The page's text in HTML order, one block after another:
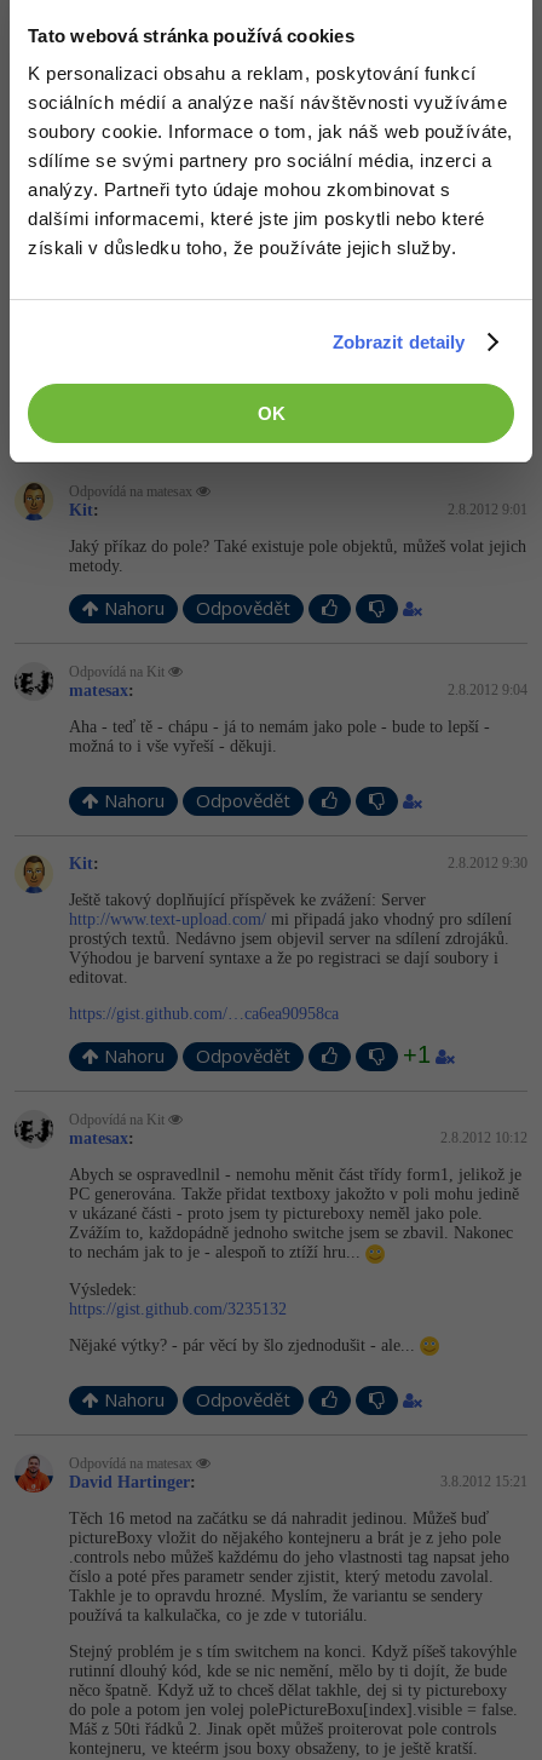
Tato webová stránka používá cookies
K personalizaci obsahu a reklam, poskytování funkcí
sociálních médií a analýze naší návštěvnosti využíváme
soubory cookie. Informace o tom, jak náš web používáte,
sdílíme se svými partnery pro sociální média, inzerci a
analýzy. Partneři tyto údaje mohou zkombinovat s
dalšími informacemi, které jste jim poskytli nebo které
získali v důsledku toho, že používáte jejich služby.
Zobrazit detaily
OK
matesax :
každé hodnoty strkat if else - tak jsem ho tam dal navrch a rozdělil
to na 2 switche - dle mého názoru mnohem lepší, než 60 if else ve
Nahoru Odpovědět
Odpovídá na matesax
Kit: 2.8.2012 8:58
Odpovídá na matesax
Kit: 2.8.2012 9:01
Jaký příkaz do pole? Také existuje pole objektů, můžeš volat jejich
metody.
Nahoru Odpovědět
Odpovídá na Kit
matesax: 2.8.2012 9:04
Aha - teď tě - chápu - já to nemám jako pole - bude to lepší -
možná to i vše vyřeší - děkuji.
Nahoru Odpovědět
Kit: 2.8.2012 9:30
Ještě takový doplňující příspěvek ke zvážení: Server
http://www.text-upload.com/ mi připadá jako vhodný pro sdílení
prostých textů. Nedávno jsem objevil server na sdílení zdrojáků.
Výhodou je barvení syntaxe a že po registraci se dají soubory i
editovat.
https://gist.github.com/…ca6ea90958ca
Nahoru Odpovědět +1
Odpovídá na Kit
matesax: 2.8.2012 10:12
Abych se ospravedlnil - nemohu měnit část třídy form1, jelikož je
PC generována. Takže přidat textboxy jakožto v poli mohu jedině
v ukázané části - proto jsem ty pictureboxy neměl jako pole.
Zvážím to, každopádně jednoho switche jsem se zbavil. Nakonec
to nechám jak to je - alespoň to ztíží hru...
Výsledek:
https://gist.github.com/3235132
Nějaké výtky? - pár věcí by šlo zjednodušit - ale...
Nahoru Odpovědět
Odpovídá na matesax
David Hartinger: 3.8.2012 15:21
Těch 16 metod na začátku se dá nahradit jedinou. Můžeš buď
pictureBoxy vložit do nějakého kontejneru a brát je z jeho pole
.controls nebo můžeš každému do jeho vlastnosti tag napsat jeho
číslo a poté přes parametr sender zjistit, který metodu zavolal.
Takhle je to opravdu hrozné. Myslím, že variantu se sendery
používá ta kalkulačka, co je zde v tutoriálu.
Stejný problém je s tím switchem na konci. Když píšeš takovýhle
rutinní dlouhý kód, kde se nic nemění, mělo by ti dojít, že bude
něco špatně. Když už to chceš dělat takhle, dej si ty pictureboxy
do pole a potom jen volej polePictureBo­xu[index].visi­ble = false.
Máš z 50ti řádků 2. Jinak opět můžeš proiterovat pole controls
kontejneru, ve kteérm jsou boxy obsaženy, to je ještě kratší.